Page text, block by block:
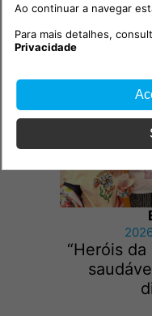
“Heróis
Ao continuar a navegar
Para mais detalhes,
Privacidade